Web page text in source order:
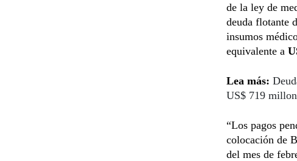
de la ley de
deuda flotante
insumos
equivalente a
Lea más:
US$ 719
“Los pagos
colocación de
del mes de